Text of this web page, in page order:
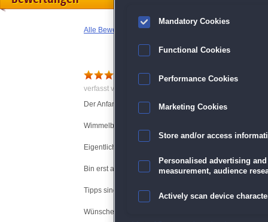
Alle Bewertungen anzeigen
verfasst von O. am 09.05.2014 um 12:42
Der Anfang verspricht Gutes, macht Spass.
Wimmelbilder klar, nicht verschwommen, überladen.
Eigentlich 5 Sterne, aber gibt es von mir nie.
Bin erst am Anfang aber kann nur empfehlen.
Tipps sind ungewohnt, helfen aber ^^
Wünsche viel Spass, es lohnt sich.
Mandatory Cookies
Functional Cookies
Performance Cookies
Marketing Cookies
Store and/or access
Personalised advertising
measurement, audience
Actively scan device